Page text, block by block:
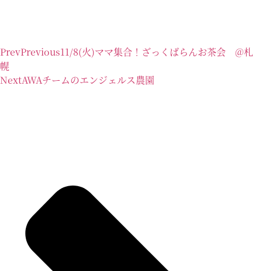
PrevPrevious11/8(火)ママ集合！ざっくばらんお茶会 @札
幌
NextAWAチームのエンジェルス農園